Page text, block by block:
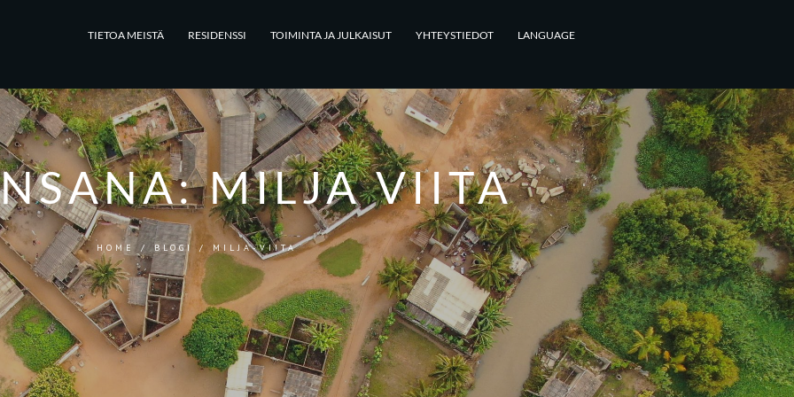
TIETOA MEISTÄ RESIDENSSI TOIMINTA JA JULKAISUT YHTEYSTIEDOT LANGUAGE
MILJA VIITA
HOME /BLOGI / MILJA-VIITA